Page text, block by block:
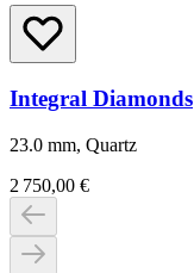
Integral Diamonds
23.0 mm, Quartz
2 750,00 €